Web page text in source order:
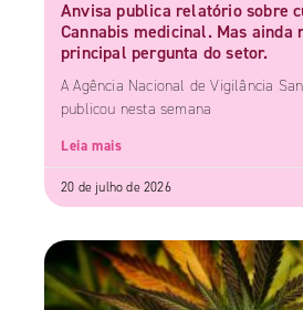
Anvisa publica relatório sobre
Cannabis medicinal. Mas ainda
principal pergunta do setor.
A Agência Nacional de Vigilância
publicou nesta semana
Leia mais
20 de julho de 2026